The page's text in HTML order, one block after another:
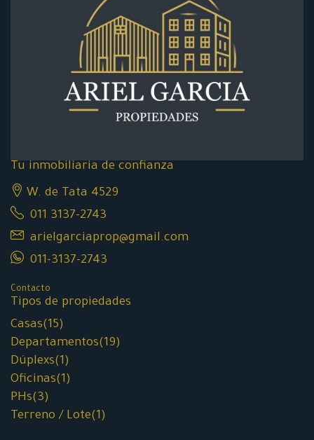
Tu inmobiliaria de confianza
W. de Tata 4529
011 3137-2743
arielgarciaprop@gmail.com
011-3137-2743
Contacto
Tipos de propiedades
Casas(15)
Departamentos(19)
Dúplexs(1)
Oficinas(1)
PHs(3)
Terreno / Lote(1)